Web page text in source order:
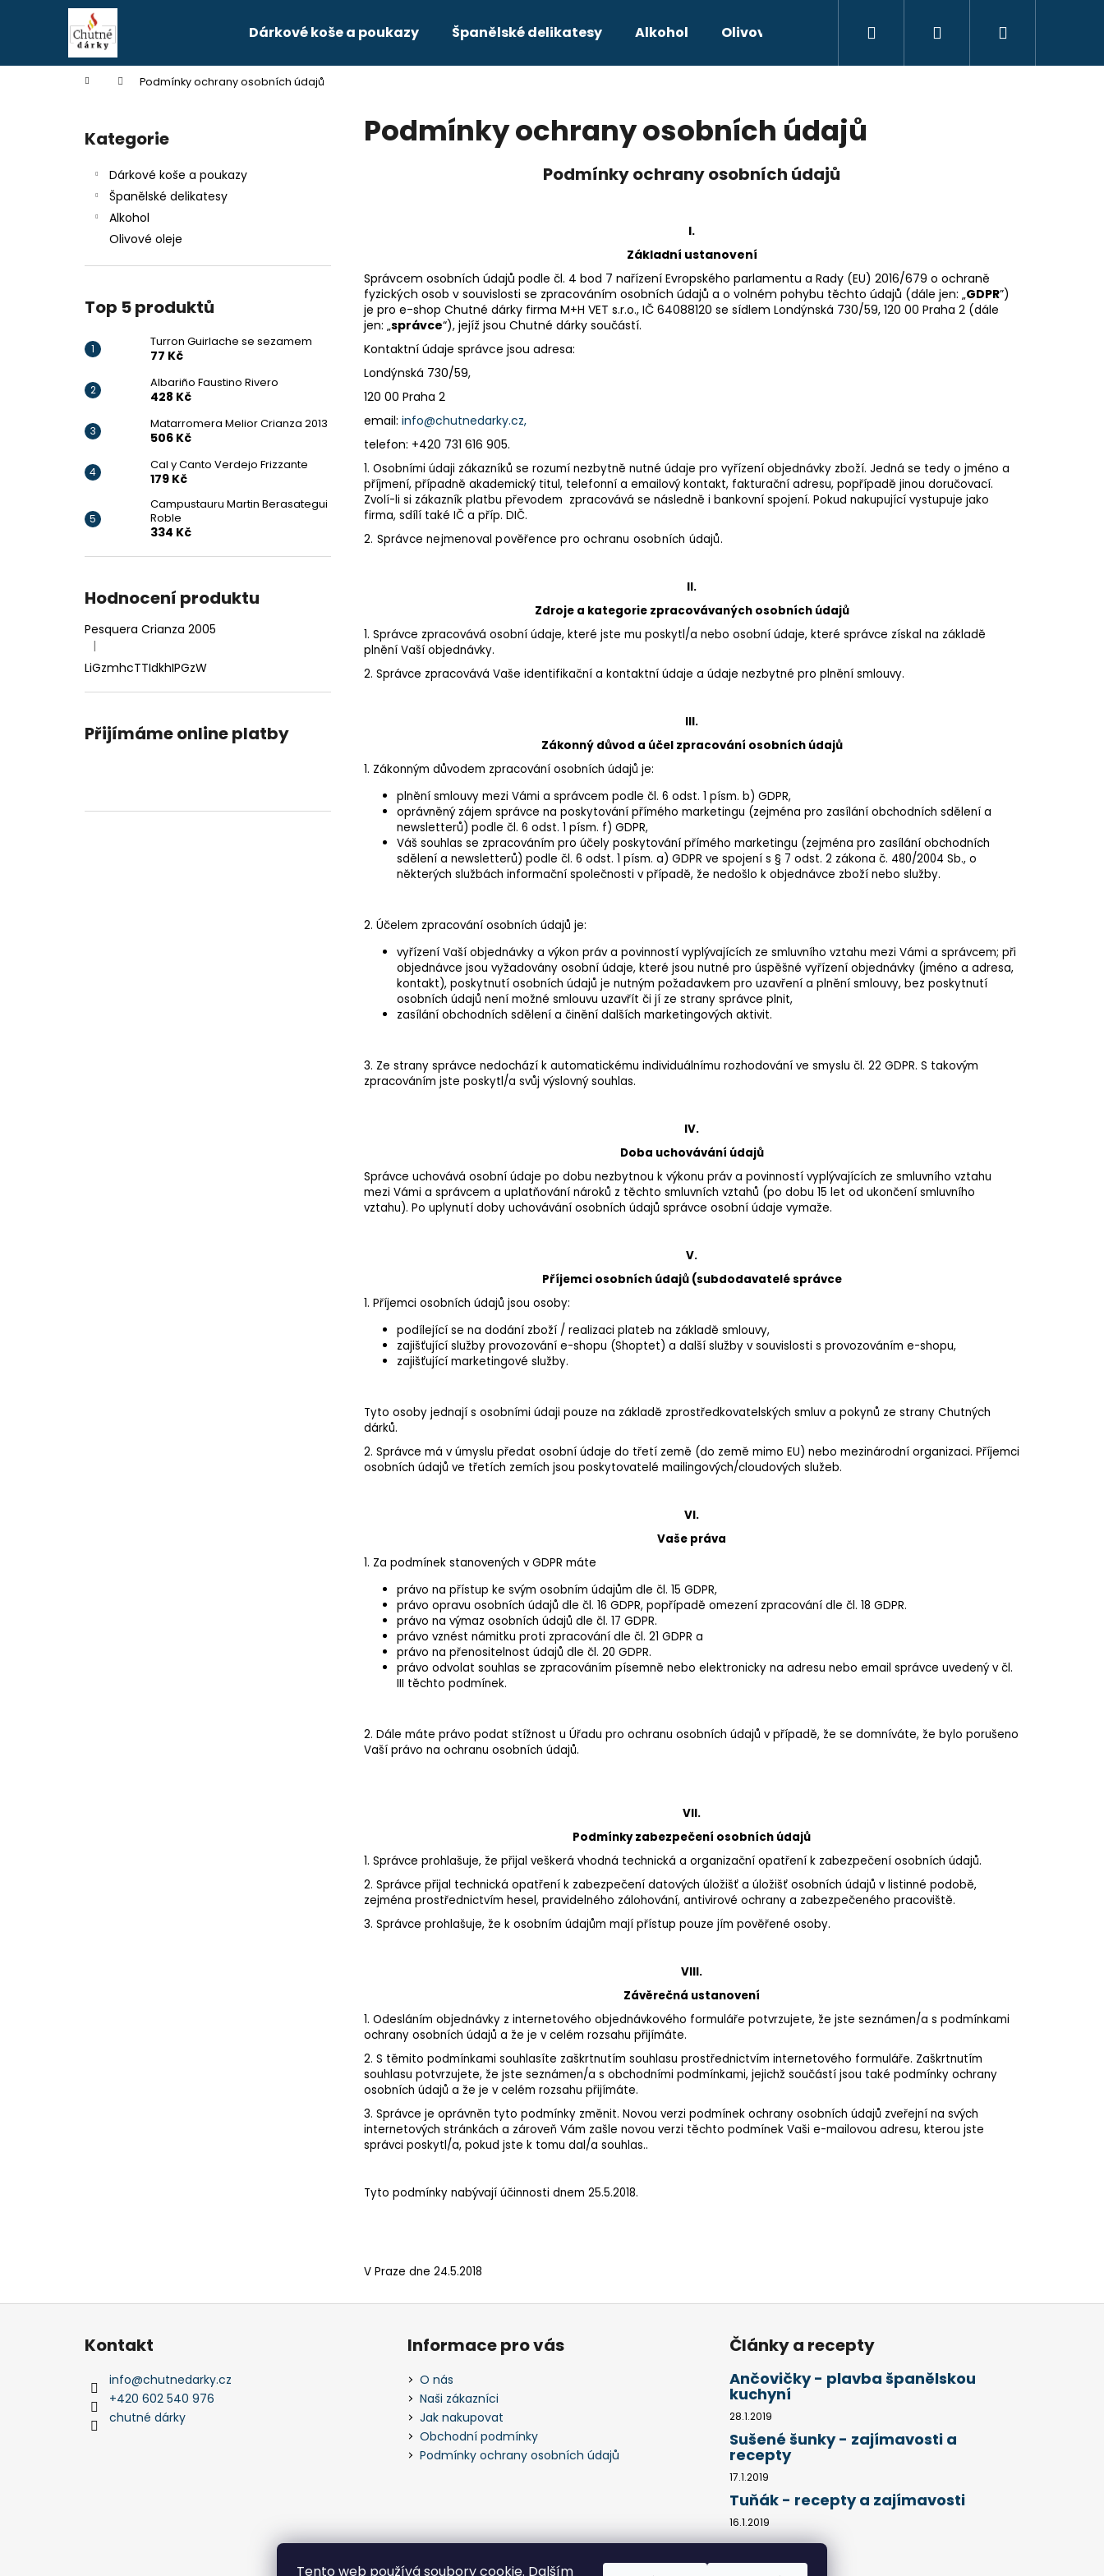
Tento web používá soubory cookie. Dalším
Dárkové koše a poukazy Španělské delikatesy Alkohol Olivové oleje Kontakty Hodnocení obchodu
Přihlášení
Domů Podmínky ochrany osobních údajů
Přeskočit
kategorie
Kategorie
Dárkové koše a poukazy
Španělské delikatesy
Alkohol
Olivové oleje
Top 5 produktů
Turron Guirlache se sezamem
77 Kč
Albariño Faustino Rivero
428 Kč
Matarromera Melior Crianza 2013
506 Kč
Cal y Canto Verdejo Frizzante
179 Kč
Campustauru Martin Berasategui
Roble
334 Kč
Hodnocení produktu
Pesquera Crianza 2005
Hodnocení produktu je 5 z 5 hvězdiček.
|
LiGzmhcTTIdkhIPGzW
Přijímáme online platby
Podmínky ochrany osobních údajů
Podmínky ochrany osobních údajů
I.
Základní ustanovení
Správcem osobních údajů podle čl. 4 bod 7 nařízení Evropského parlamentu a Rady (EU) 2016/679 o ochraně
fyzických osob v souvislosti se zpracováním osobních údajů a o volném pohybu těchto údajů (dále jen: „GDPR”)
je pro e-shop Chutné dárky firma M+H VET s.r.o., IČ 64088120 se sídlem Londýnská 730/59, 120 00 Praha 2 (dále
jen: „správce“), jejíž jsou Chutné dárky součástí.
Kontaktní údaje správce jsou adresa:
Londýnská 730/59,
120 00 Praha 2
email: info@chutnedarky.cz,
telefon: +420 731 616 905.
1. Osobními údaji zákazníků se rozumí nezbytně nutné údaje pro vyřízení objednávky zboží. Jedná se tedy o jméno a
příjmení, případně akademický titul, telefonní a emailový kontakt, fakturační adresu, popřípadě jinou doručovací.
Zvolí-li si zákazník platbu převodem zpracovává se následně i bankovní spojení. Pokud nakupující vystupuje jako
firma, sdílí také IČ a příp. DIČ.
2. Správce nejmenoval pověřence pro ochranu osobních údajů.
II.
Zdroje a kategorie zpracovávaných osobních údajů
1. Správce zpracovává osobní údaje, které jste mu poskytl/a nebo osobní údaje, které správce získal na základě
plnění Vaší objednávky.
2. Správce zpracovává Vaše identifikační a kontaktní údaje a údaje nezbytné pro plnění smlouvy.
III.
Zákonný důvod a účel zpracování osobních údajů
1. Zákonným důvodem zpracování osobních údajů je:
plnění smlouvy mezi Vámi a správcem podle čl. 6 odst. 1 písm. b) GDPR,
oprávněný zájem správce na poskytování přímého marketingu (zejména pro zasílání obchodních sdělení a
newsletterů) podle čl. 6 odst. 1 písm. f) GDPR,
Váš souhlas se zpracováním pro účely poskytování přímého marketingu (zejména pro zasílání obchodních
sdělení a newsletterů) podle čl. 6 odst. 1 písm. a) GDPR ve spojení s § 7 odst. 2 zákona č. 480/2004 Sb., o
některých službách informační společnosti v případě, že nedošlo k objednávce zboží nebo služby.
2. Účelem zpracování osobních údajů je:
vyřízení Vaší objednávky a výkon práv a povinností vyplývajících ze smluvního vztahu mezi Vámi a správcem; při
objednávce jsou vyžadovány osobní údaje, které jsou nutné pro úspěšné vyřízení objednávky (jméno a adresa,
kontakt), poskytnutí osobních údajů je nutným požadavkem pro uzavření a plnění smlouvy, bez poskytnutí
osobních údajů není možné smlouvu uzavřít či jí ze strany správce plnit,
zasílání obchodních sdělení a činění dalších marketingových aktivit.
3. Ze strany správce nedochází k automatickému individuálnímu rozhodování ve smyslu čl. 22 GDPR. S takovým
zpracováním jste poskytl/a svůj výslovný souhlas.
IV.
Doba uchovávání údajů
Správce uchovává osobní údaje po dobu nezbytnou k výkonu práv a povinností vyplývajících ze smluvního vztahu
mezi Vámi a správcem a uplatňování nároků z těchto smluvních vztahů (po dobu 15 let od ukončení smluvního
vztahu). Po uplynutí doby uchovávání osobních údajů správce osobní údaje vymaže.
V.
Příjemci osobních údajů (subdodavatelé správce
1. Příjemci osobních údajů jsou osoby:
podílející se na dodání zboží / realizaci plateb na základě smlouvy,
zajišťující služby provozování e-shopu (Shoptet) a další služby v souvislosti s provozováním e-shopu,
zajišťující marketingové služby.
Tyto osoby jednají s osobními údaji pouze na základě zprostředkovatelských smluv a pokynů ze strany Chutných
dárků.
2. Správce má v úmyslu předat osobní údaje do třetí země (do země mimo EU) nebo mezinárodní organizaci. Příjemci
osobních údajů ve třetích zemích jsou poskytovatelé mailingových/cloudových služeb.
VI.
Vaše práva
1. Za podmínek stanovených v GDPR máte
právo na přístup ke svým osobním údajům dle čl. 15 GDPR,
právo opravu osobních údajů dle čl. 16 GDPR, popřípadě omezení zpracování dle čl. 18 GDPR.
právo na výmaz osobních údajů dle čl. 17 GDPR.
právo vznést námitku proti zpracování dle čl. 21 GDPR a
právo na přenositelnost údajů dle čl. 20 GDPR.
právo odvolat souhlas se zpracováním písemně nebo elektronicky na adresu nebo email správce uvedený v čl.
III těchto podmínek.
2. Dále máte právo podat stížnost u Úřadu pro ochranu osobních údajů v případě, že se domníváte, že bylo porušeno
Vaší právo na ochranu osobních údajů.
VII.
Podmínky zabezpečení osobních údajů
1. Správce prohlašuje, že přijal veškerá vhodná technická a organizační opatření k zabezpečení osobních údajů.
2. Správce přijal technická opatření k zabezpečení datových úložišť a úložišť osobních údajů v listinné podobě,
zejména prostřednictvím hesel, pravidelného zálohování, antivirové ochrany a zabezpečeného pracoviště.
3. Správce prohlašuje, že k osobním údajům mají přístup pouze jím pověřené osoby.
VIII.
Závěrečná ustanovení
1. Odesláním objednávky z internetového objednávkového formuláře potvrzujete, že jste seznámen/a s podmínkami
ochrany osobních údajů a že je v celém rozsahu přijímáte.
2. S těmito podmínkami souhlasíte zaškrtnutím souhlasu prostřednictvím internetového formuláře. Zaškrtnutím
souhlasu potvrzujete, že jste seznámen/a s obchodními podmínkami, jejichž součástí jsou také podmínky ochrany
osobních údajů a že je v celém rozsahu přijímáte.
3. Správce je oprávněn tyto podmínky změnit. Novou verzi podmínek ochrany osobních údajů zveřejní na svých
internetových stránkách a zároveň Vám zašle novou verzi těchto podmínek Vaši e-mailovou adresu, kterou jste
správci poskytl/a, pokud jste k tomu dal/a souhlas..
Tyto podmínky nabývají účinnosti dnem 25.5.2018.
V Praze dne 24.5.2018
í
Zpět
do
Zpět
do
HLEDAT
TURRON GUIRLACHE SE SEZAMEM
77 Kč
ALBARIÑO FAUSTINO RIVERO
428 Kč
Z
Kontakt
info@chutnedarky.cz
+420 602 540 976
chutné dárky
Informace pro vás
O nás
Naši zákazníci
Jak nakupovat
Obchodní podmínky
Podmínky ochrany osobních údajů
Články a recepty
Ančovičky - plavba španělskou
kuchyní
28.1.2019
Sušené šunky - zajímavosti a
recepty
17.1.2019
Tuňák - recepty a zajímavosti
16.1.2019